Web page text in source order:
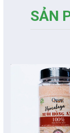
SẢN
Những sáng tạo
Gam màu sáng
Khi khoa học -